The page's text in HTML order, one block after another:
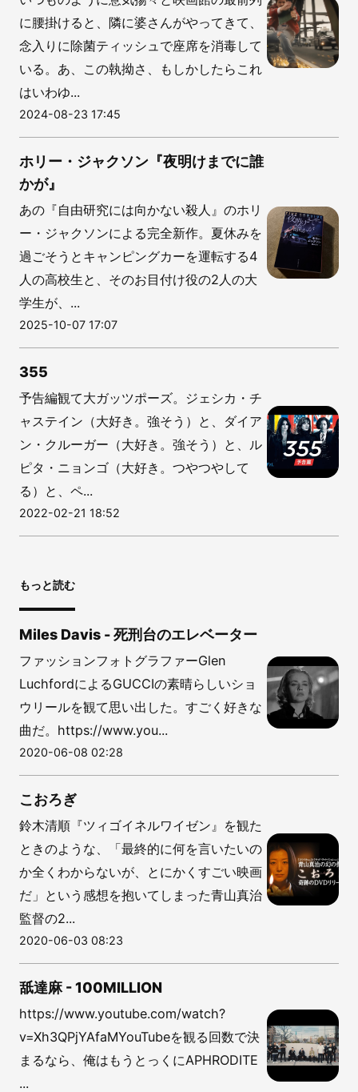
に腰掛けると、隣に婆さんがやってきて、
念入りに除菌ティッシュで座席を消毒して
いる。あ、この執拗さ、もしかしたらこれ
はいわゆ...
2024-08-23 17:45
ホリー・ジャクソン『夜明けまでに誰
かが』
あの『自由研究には向かない殺人』のホリ
ー・ジャクソンによる完全新作。夏休みを
過ごそうとキャンピングカーを運転する4
人の高校生と、そのお目付け役の2人の大
学生が、...
2025-10-07 17:07
355
予告編観て大ガッツポーズ。ジェシカ・チ
ャステイン（大好き。強そう）と、ダイア
ン・クルーガー（大好き。強そう）と、ル
ピタ・ニョンゴ（大好き。つやつやして
る）と、ペ...
2022-02-21 18:52
もっと読む
Miles Davis - 死刑台のエレベーター
ファッションフォトグラファーGlen
LuchfordによるGUCCIの素晴らしいショ
ウリールを観て思い出した。すごく好きな
曲だ。https://www.you...
2020-06-08 02:28
こおろぎ
鈴木清順『ツィゴイネルワイゼン』を観た
ときのような、「最終的に何を言いたいの
か全くわからないが、とにかくすごい映画
だ」という感想を抱いてしまった青山真治
監督の2...
2020-06-03 08:23
舐達麻 - 100MILLION
https://www.youtube.com/watch?
v=Xh3QPjYAfaMYouTubeを観る回数で決
まるなら、俺はもうとっくにAPHRODITE
...